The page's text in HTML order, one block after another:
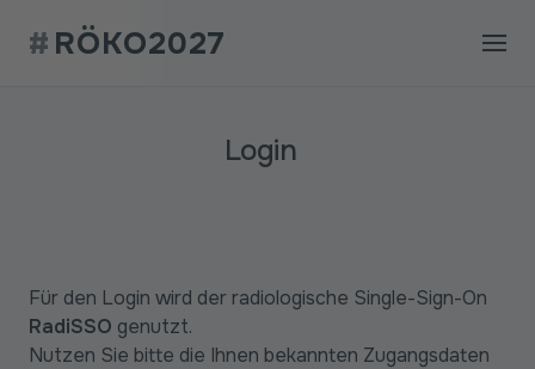
# RÖKO2027
Login
Für den Login wird der radiologische Single-Sign-On
RadiSSO genutzt.
Nutzen Sie bitte die Ihnen bekannten Zugangsdaten